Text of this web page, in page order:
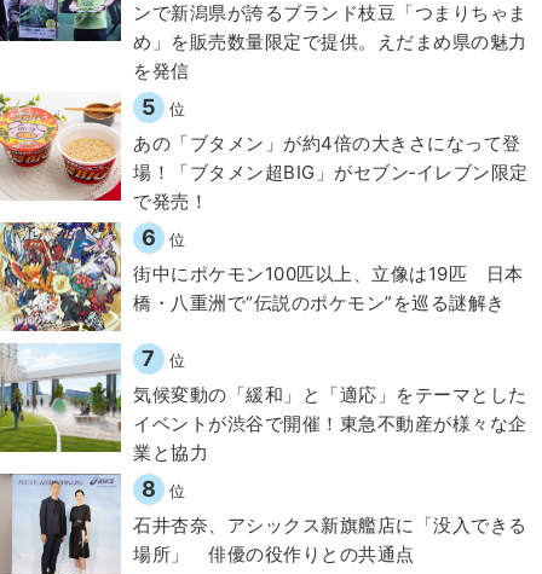
ンで新潟県が誇るブランド枝豆「つまりちゃま
め」を販売数量限定で提供。えだまめ県の魅力
を発信
5 位
あの「ブタメン」が約4倍の大きさになって登
場！「ブタメン超BIG」がセブン‐イレブン限定
で発売！
6 位
街中にポケモン100匹以上、立像は19匹 日本
橋・八重洲で“伝説のポケモン”を巡る謎解き
7 位
気候変動の「緩和」と「適応」をテーマとした
イベントが渋谷で開催！東急不動産が様々な企
業と協力
8 位
石井杏奈、アシックス新旗艦店に「没入できる
場所」 俳優の役作りとの共通点